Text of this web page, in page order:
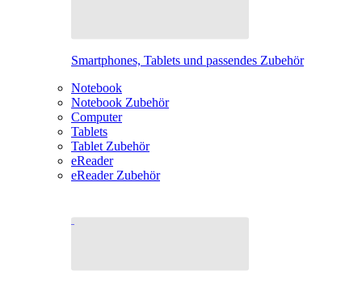
Smartphones, Tablets und passendes Zubehör
Notebook
Notebook Zubehör
Computer
Tablets
Tablet Zubehör
eReader
eReader Zubehör